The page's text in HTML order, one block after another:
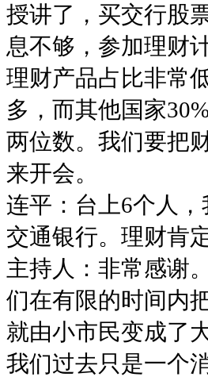
授讲了，买交行股
息不够，参加理财
理财产品占比非常
多，而其他国家
两位数。我们要把
来开会。
连平：台上6个人
交通银行。理财肯
主持人：非常感谢
们在有限的时间内
就由小市民变成了
我们过去只是一个